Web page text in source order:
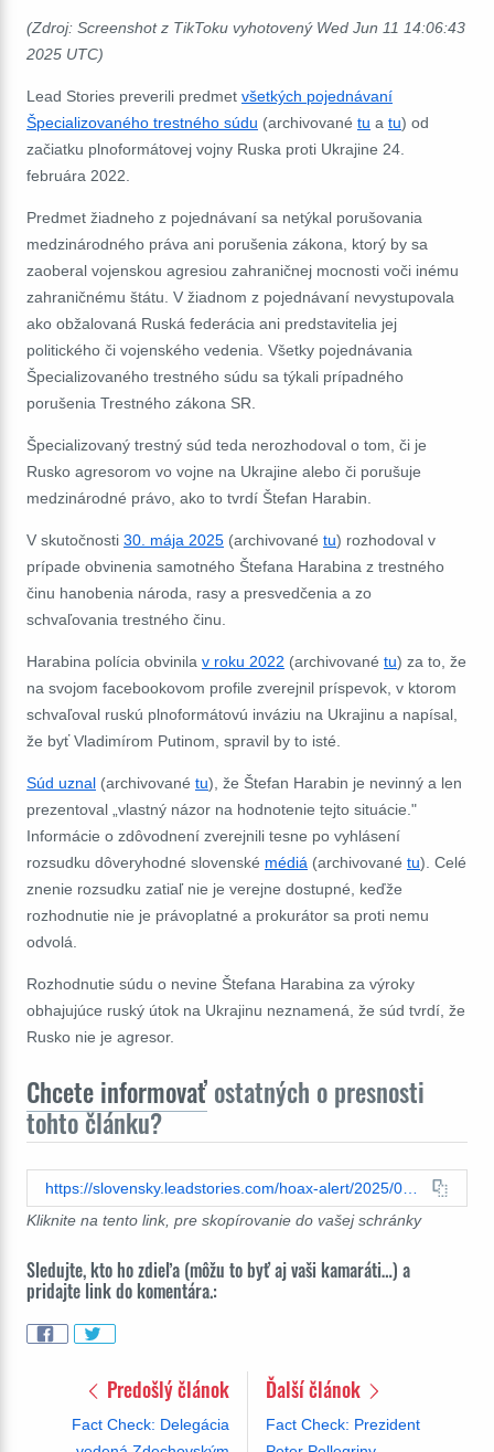
(Zdroj: Screenshot z TikToku vyhotovený Wed Jun 11 14:06:43
2025 UTC)
Lead Stories preverili predmet všetkých pojednávaní
Špecializovaného trestného súdu (archivované tu a tu) od
začiatku plnoformátovej vojny Ruska proti Ukrajine 24.
februára 2022.
Predmet žiadneho z pojednávaní sa netýkal porušovania
medzinárodného práva ani porušenia zákona, ktorý by sa
zaoberal vojenskou agresiou zahraničnej mocnosti voči inému
zahraničnému štátu. V žiadnom z pojednávaní nevystupovala
ako obžalovaná Ruská federácia ani predstavitelia jej
politického či vojenského vedenia. Všetky pojednávania
Špecializovaného trestného súdu sa týkali prípadného
porušenia Trestného zákona SR.
Špecializovaný trestný súd teda nerozhodoval o tom, či je
Rusko agresorom vo vojne na Ukrajine alebo či porušuje
medzinárodné právo, ako to tvrdí Štefan Harabin.
V skutočnosti 30. mája 2025 (archivované tu) rozhodoval v
prípade obvinenia samotného Štefana Harabina z trestného
činu hanobenia národa, rasy a presvedčenia a zo
schvaľovania trestného činu.
Harabina polícia obvinila v roku 2022 (archivované tu) za to, že
na svojom facebookovom profile zverejnil príspevok, v ktorom
schvaľoval ruskú plnoformátovú inváziu na Ukrajinu a napísal,
že byť Vladimírom Putinom, spravil by to isté.
Súd uznal (archivované tu), že Štefan Harabin je nevinný a len
prezentoval „vlastný názor na hodnotenie tejto situácie."
Informácie o zdôvodnení zverejnili tesne po vyhlásení
rozsudku dôveryhodné slovenské médiá (archivované tu). Celé
znenie rozsudku zatiaľ nie je verejne dostupné, keďže
rozhodnutie nie je právoplatné a prokurátor sa proti nemu
odvolá.
Rozhodnutie súdu o nevine Štefana Harabina za výroky
obhajujúce ruský útok na Ukrajinu neznamená, že súd tvrdí, že
Rusko nie je agresor.
Chcete informovať ostatných o presnosti
tohto článku?
Kliknite na tento link, pre skopírovanie do vašej schránky
Sledujte, kto ho zdieľa (môžu to byť aj vaši kamaráti…) a
pridajte link do komentára.:
Predošlý článok
Fact Check: Delegácia
Ďalší článok
Fact Check: Prezident